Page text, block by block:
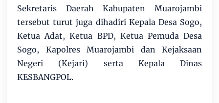
Sekretaris Daerah Kabupaten Muarojambi
tersebut turut juga dihadiri Kepala Desa Sogo,
Ketua Adat, Ketua BPD, Ketua Pemuda Desa
Sogo, Kapolres Muarojambi dan Kejaksaan
Negeri (Kejari) serta Kepala Dinas
KESBANGPOL.